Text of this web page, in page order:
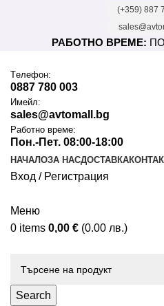
(+359) 887
РАБОТНО ВРЕМЕ:
Tелефон:
0887 780 003
Имейл:
sales@avtomall.bg
Работно време:
Пон.-Пет. 08:00-18:00
НАЧАЛОЗА НАСДОСТАВКА
Вход / Регистрация
Меню
0 items 0,00 € (0.00 лв.)
Search